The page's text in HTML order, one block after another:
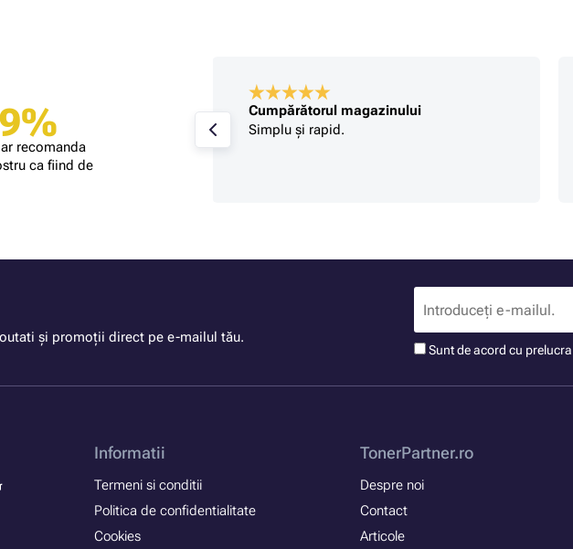
recomanda
ca fiind de
că produsul a venit
de livrare mi se
Cumpărătorul magazinului
Simplu și rapid.
și promoții direct pe e-mailul tău.
Sunt de acord cu
Informatii
Termeni si conditii
Politica de confidentialitate
Cookies
TonerPartner.ro
Despre noi
Contact
Articole